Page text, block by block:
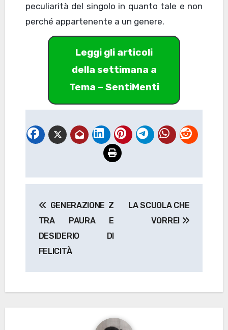
peculiarità del singolo in quanto tale e non
perché appartenente a un genere.
Leggi gli articoli
della settimana a
Tema – SentiMenti
articoli
GENERAZIONE Z
TRA PAURA E
DESIDERIO DI
FELICITÀ
LA SCUOLA CHE
VORREI